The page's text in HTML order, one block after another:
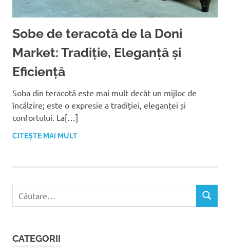
Sobe de teracotă de la Doni
Market: Tradiție, Eleganță și
Eficiență
Soba din teracotă este mai mult decât un mijloc de
încălzire; este o expresie a tradiției, eleganței și
confortului. La[…]
CITEȘTE MAI MULT
ă
C
CATEGORII